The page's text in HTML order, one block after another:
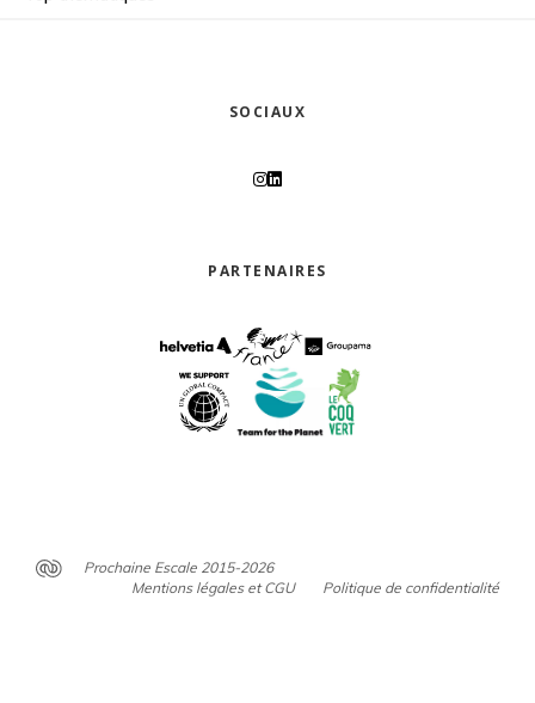
SOCIAUX
PARTENAIRES
Prochaine Escale 2015-2026
Mentions légales et CGU
Politique de confidentialité